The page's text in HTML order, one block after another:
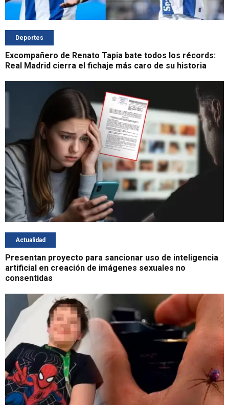
Deportes
Excompañero de Renato Tapia bate todos los récords:
Real Madrid cierra el fichaje más caro de su historia
Actualidad
Presentan proyecto para sancionar uso de inteligencia
artificial en creación de imágenes sexuales no
consentidas